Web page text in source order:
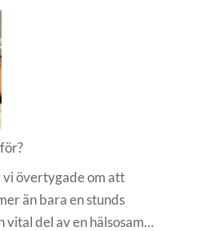
vi övertygade om att
än bara en stunds
vital del av en hälsosam…